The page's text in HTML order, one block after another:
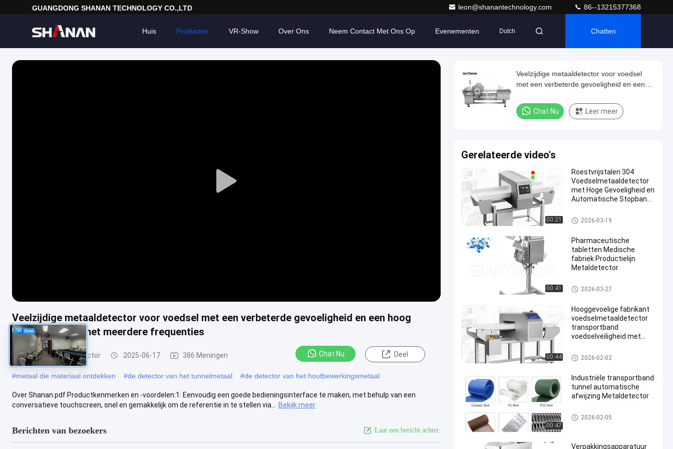
GUANGDONG SHANAN TECHNOLOGY CO.,LTD leon@shanantechnology.com 86--13215377368
Huis Producten VR-Show Over Ons Neem Contact Met Ons Op Evenementen Dutch Chatten
Play
Veelzijdige metaaldetector voor voedsel met een verbeterde gevoeligheid en een hoog
detectieniveau met meerdere frequenties
Voedsel Metaaldetector 2025-06-17 386 Meningen Chat Nu Deel
#metaal die materiaal ontdekken #de detector van het tunnelmetaal #de detector van het houtbewerkingsmetaal
Over Shanan.pdf Productkenmerken en -voordelen:1: Eenvoudig een goede bedieningsinterface te maken, met behulp van een
conversatieve touchscreen, snel en gemakkelijk om de referentie in te stellen via...
Bekijk meer
Berichten van bezoekers Laat een bericht achter.
Veelzijdige metaaldetector voor voedsel
met een verbeterde gevoeligheid en een
frequenties
Chat Nu Leer meer
Gerelateerde video's
00:21
Roestvrijstalen 304
Voedselmetaaldetector
met Hoge Gevoeligheid en
Automatische Stopband
Transportbandsystemen
Voedsel Metaaldetector
2026-03-19
00:41
Pharmaceutische
tabletten Medische
fabriek Productielijn
Metaldetector
Voedsel Metaaldetector
2026-03-27
00:44
Hooggevoelige fabrikant
voedselmetaaldetector
transportband
voedselveiligheid met
Voedsel Metaaldetector
2026-02-02
00:47
Industriële transportband
tunnel automatische
afwijzing Metaldetector
Voedsel Metaaldetector
2026-02-05
Verpakkingsapparatuur